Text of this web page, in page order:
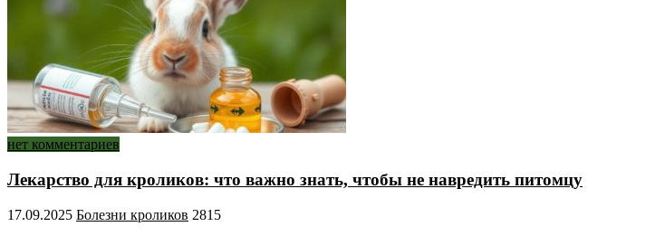
нет комментариев
Лекарство для кроликов: что важно знать, чтобы не навредить питомцу
17.09.2025 Болезни кроликов 2815